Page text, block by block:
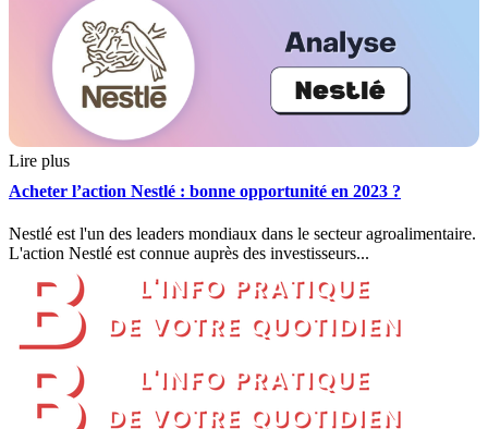
Lire plus
Acheter l’action Nestlé : bonne opportunité en 2023 ?
Nestlé est l'un des leaders mondiaux dans le secteur agroalimentaire.
L'action Nestlé est connue auprès des investisseurs...